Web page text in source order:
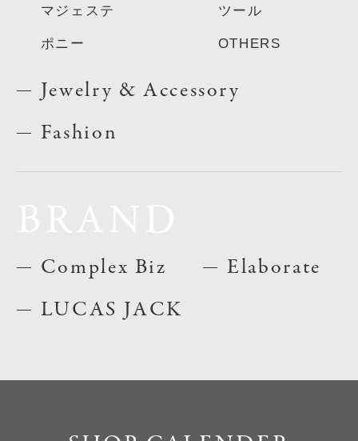
マジェステ
ポニー
ツール
OTHERS
Jewelry & Accessory
Fashion
Complex Biz
LUCAS JACK
Elaborate